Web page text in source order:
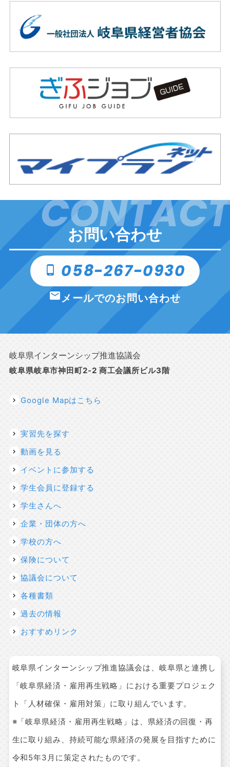
CONTACT
お問い合わせ
phone_android 058-267-0930
emailメールでのお問い合わせ
岐阜県インターンシップ推進協議会
岐阜県岐阜市神田町2-2 商工会議所ビル3階
Google Mapはこちら
実習先を探す
動画を見る
イベントに参加する
学生会員に登録する
学生さんへ
企業・団体の方へ
学校の方へ
保険について
協議会について
各種書類
過去の情報
おすすめリンク
岐阜県インターンシップ推進協議会は、岐阜県と連携し
「岐阜県経済・雇用再生戦略」における重要プロジェク
ト「人材確保・雇用対策」に取り組んでいます。
※「岐阜県経済・雇用再生戦略」は、県経済の回復・再
生に取り組み、持続可能な県経済の発展を目指すために
令和5年3月に策定されたものです。